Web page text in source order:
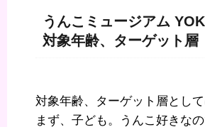
うんこミュージアム
対象年齢、ターゲット層
対象年齢、ターゲット層として
まず、子ども。うんこ好きな